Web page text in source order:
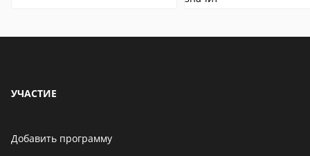
УЧАСТИЕ
Добавить программу